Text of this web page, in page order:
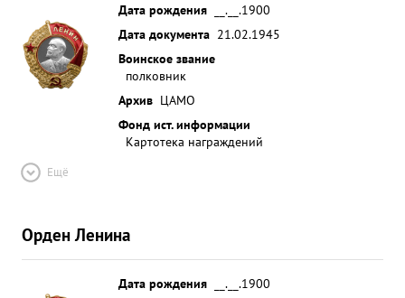
Дата рождения
__.__.1900
Дата документа 21.02.1945
Воинское звание
полковник
Архив ЦАМО
Фонд ист. информации
Картотека награждений
Ещё
Орден Ленина
Дата рождения
__.__.1900